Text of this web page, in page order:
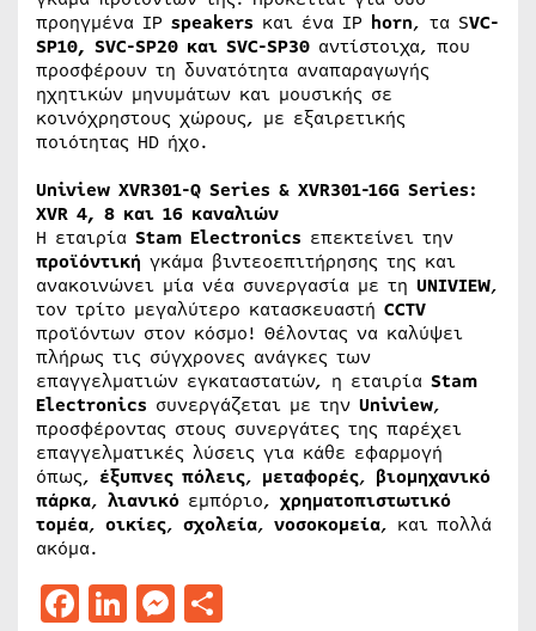
προηγμένα IP speakers και ένα IP horn, τα SVC-
SP10, SVC-SP20 και SVC-SP30 αντίστοιχα, που
προσφέρουν τη δυνατότητα αναπαραγωγής
ηχητικών μηνυμάτων και μουσικής σε
κοινόχρηστους χώρους, με εξαιρετικής
ποιότητας HD ήχο.
Uniview XVR301-Q Series & XVR301-16G Series:
XVR 4, 8 και 16 καναλιών
H εταιρία Stam Electronics επεκτείνει την
προϊόντική γκάμα βιντεοεπιτήρησης της και
ανακοινώνει μία νέα συνεργασία με τη UNIVIEW,
τον τρίτο μεγαλύτερο κατασκευαστή CCTV
προϊόντων στον κόσμο! Θέλοντας να καλύψει
πλήρως τις σύγχρονες ανάγκες των
επαγγελματιών εγκαταστατών, η εταιρία Stam
Electronics συνεργάζεται με την Uniview,
προσφέροντας στους συνεργάτες της παρέχει
επαγγελματικές λύσεις για κάθε εφαρμογή
όπως, έξυπνες πόλεις, μεταφορές, βιομηχανικό
πάρκα, λιανικό εμπόριο, χρηματοπιστωτικό
τομέα, οικίες, σχολεία, νοσοκομεία, και πολλά
ακόμα.
Facebook
LinkedIn
Messenger